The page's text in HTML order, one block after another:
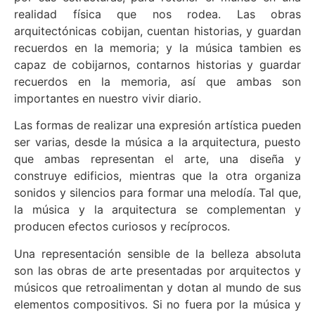
realidad física que nos rodea. Las obras
arquitectónicas cobijan, cuentan historias, y guardan
recuerdos en la memoria; y la música tambien es
capaz de cobijarnos, contarnos historias y guardar
recuerdos en la memoria, así que ambas son
importantes en nuestro vivir diario.
Las formas de realizar una expresión artística pueden
ser varias, desde la música a la arquitectura, puesto
que ambas representan el arte, una diseña y
construye edificios, mientras que la otra organiza
sonidos y silencios para formar una melodía. Tal que,
la música y la arquitectura se complementan y
producen efectos curiosos y recíprocos.
Una representación sensible de la belleza absoluta
son las obras de arte presentadas por arquitectos y
músicos que retroalimentan y dotan al mundo de sus
elementos compositivos. Si no fuera por la música y